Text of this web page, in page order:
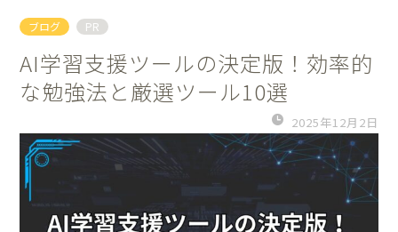
ブログ PR
AI学習支援ツールの決定版！効率的
な勉強法と厳選ツール10選
2025年12月2日